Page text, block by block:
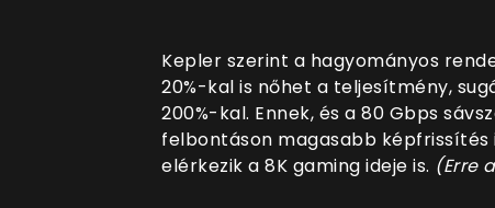
Kepler szerint a hagyományos
20%-kal is nőhet a teljesítmény,
200%-kal. Ennek, és a 80 Gbps
felbontáson magasabb
elérkezik a 8K gaming ideje is. (Erre